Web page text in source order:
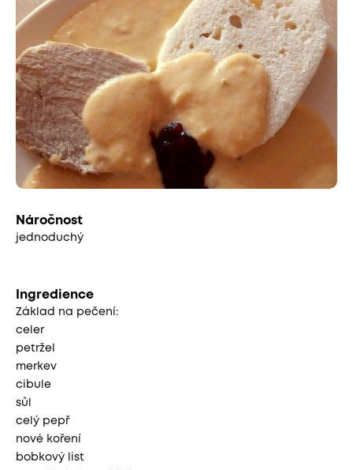
Náročnost
jednoduchý
Ingredience
Základ na pečení:
celer
petržel
merkev
cibule
sůl
celý pepř
nové koření
bobkový list